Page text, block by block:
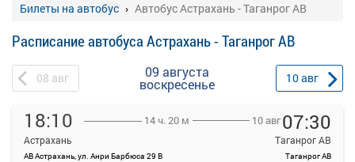
Билеты на автобус Автобус Астрахань - Таганрог АВ
Расписание автобуса Астрахань - Таганрог АВ
08 авг 09 августа
воскресенье 10авг
18:10
Астрахань
АВ Астрахань, ул. Анри Барбюса 29 В
14 ч. 20 м 10 авг07:30
Таганрог АВ
Таганрог АВ